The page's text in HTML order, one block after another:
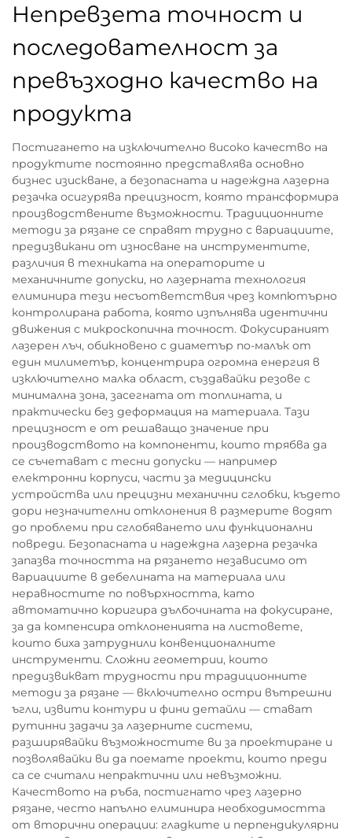
Непревзета точност и
последователност за
превъзходно качество на
продукта
Постигането на изключително високо качество на
продуктите постоянно представлява основно
бизнес изискване, а безопасната и надеждна лазерна
резачка осигурява прецизност, която трансформира
производствените възможности. Традиционните
методи за рязане се справят трудно с вариациите,
предизвикани от износване на инструментите,
различия в техниката на операторите и
механичните допуски, но лазерната технология
елиминира тези несъответствия чрез компютърно
контролирана работа, която изпълнява идентични
движения с микроскопична точност. Фокусираният
лазерен лъч, обикновено с диаметър по-малък от
един милиметър, концентрира огромна енергия в
изключително малка област, създавайки резове с
минимална зона, засегната от топлината, и
практически без деформация на материала. Тази
прецизност е от решаващо значение при
производството на компоненти, които трябва да
се съчетават с тесни допуски — например
електронни корпуси, части за медицински
устройства или прецизни механични сглобки, където
дори незначителни отклонения в размерите водят
до проблеми при сглобяването или функционални
повреди. Безопасната и надеждна лазерна резачка
запазва точността на рязането независимо от
вариациите в дебелината на материала или
неравностите по повърхността, като
автоматично коригира дълбочината на фокусиране,
за да компенсира отклоненията на листовете,
които биха затруднили конвенционалните
инструменти. Сложни геометрии, които
предизвикват трудности при традиционните
методи за рязане — включително остри вътрешни
ъгли, извити контури и фини детайли — стават
рутинни задачи за лазерните системи,
разширявайки възможностите ви за проектиране и
позволявайки ви да поемате проекти, които преди
са се считали непрактични или невъзможни.
Качеството на ръба, постигнато чрез лазерно
рязане, често напълно елиминира необходимостта
от вторични операции: гладките и перпендикулярни